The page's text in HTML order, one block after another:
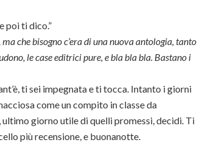
poi ti dico.”
che bisogno c’era di una nuova antologia, tanto
le case editrici pure, e bla bla bla. Bastano i
ti sei impegnata e ti tocca. Intanto i giorni
come un compito in classe da
giorno utile di quelli promessi, decidi. Ti
più recensione, e buonanotte.